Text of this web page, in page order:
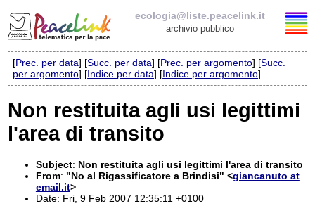
ecologia@liste.peacelink.it
archivio pubblico
Elenco delle liste
Iscrizione / Cancellazione
Policy delle liste di PeaceLink
Informativa sulla privacy
[Prec. per data] [Succ. per data] [Prec. per argomento] [Succ.
per argomento] [Indice per data] [Indice per argomento]
Non restituita agli usi legittimi
l'area di transito
Subject: Non restituita agli usi legittimi l'area di transito
From: "No al Rigassificatore a Brindisi" <giancanuto at
email.it>
Date: Fri, 9 Feb 2007 12:35:11 +0100